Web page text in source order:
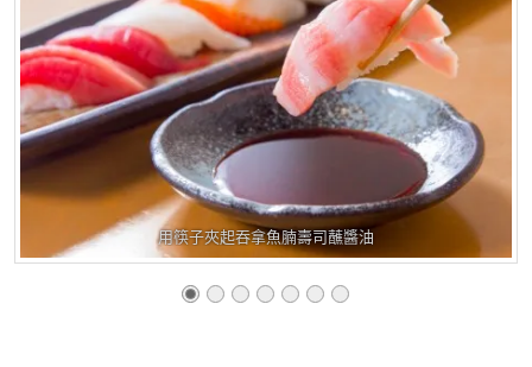
用筷子夾起吞拿魚腩壽司蘸醬油